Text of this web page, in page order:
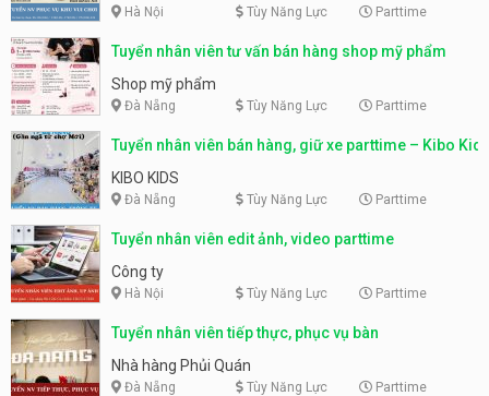
Hà Nội Tùy Năng Lực Parttime
Tuyển nhân viên tư vấn bán hàng shop mỹ phẩm
Shop mỹ phẩm
Đà Nẵng Tùy Năng Lực Parttime
Tuyển nhân viên bán hàng, giữ xe parttime – Kibo Kid
KIBO KIDS
Đà Nẵng Tùy Năng Lực Parttime
Tuyển nhân viên edit ảnh, video parttime
Công ty
Hà Nội Tùy Năng Lực Parttime
Tuyển nhân viên tiếp thực, phục vụ bàn
Nhà hàng Phủi Quán
Đà Nẵng Tùy Năng Lực Parttime